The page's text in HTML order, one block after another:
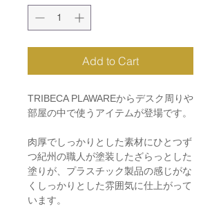
Add to Cart
TRIBECA PLAWAREからデスク周りや
部屋の中で使うアイテムが登場です。
肉厚でしっかりとした素材にひとつず
つ紀州の職人が塗装したざらっとした
塗りが、プラスチック製品の感じがな
くしっかりとした雰囲気に仕上がって
います。